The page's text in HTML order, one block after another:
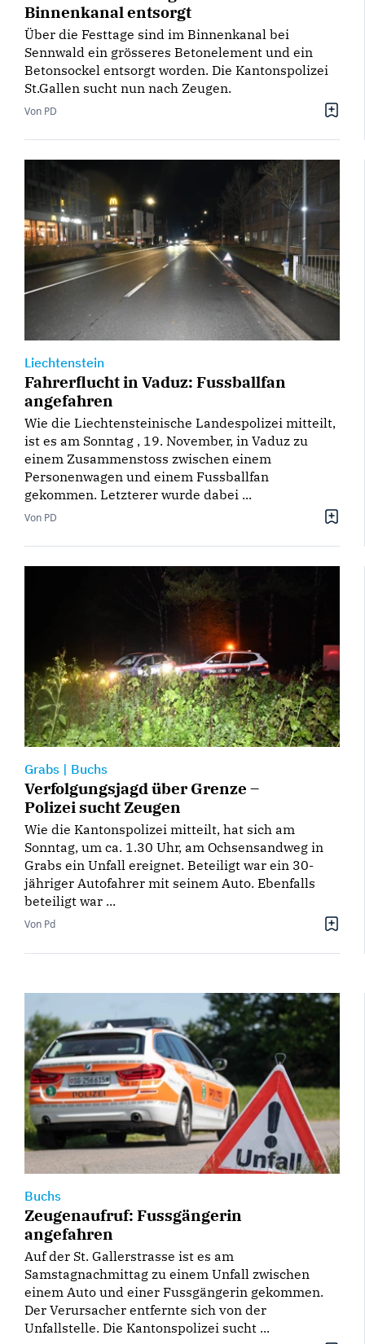
Binnenkanal entsorgt
Über die Festtage sind im Binnenkanal bei
Sennwald ein grösseres Betonelement und ein
Betonsockel entsorgt worden. Die Kantonspolizei
St.Gallen sucht nun nach Zeugen.
Von PD
Liechtenstein
Fahrerflucht in Vaduz: Fussballfan
angefahren
Wie die Liechtensteinische Landespolizei mitteilt,
ist es am Sonntag , 19. November, in Vaduz zu
einem Zusammenstoss zwischen einem
Personenwagen und einem Fussballfan
gekommen. Letzterer wurde dabei ...
Von PD
Grabs | Buchs
Verfolgungsjagd über Grenze –
Polizei sucht Zeugen
Wie die Kantonspolizei mitteilt, hat sich am
Sonntag, um ca. 1.30 Uhr, am Ochsensandweg in
Grabs ein Unfall ereignet. Beteiligt war ein 30-
jähriger Autofahrer mit seinem Auto. Ebenfalls
beteiligt war ...
Von Pd
Buchs
Zeugenaufruf: Fussgängerin
angefahren
Auf der St. Gallerstrasse ist es am
Samstagnachmittag zu einem Unfall zwischen
einem Auto und einer Fussgängerin gekommen.
Der Verursacher entfernte sich von der
Unfallstelle. Die Kantonspolizei sucht ...